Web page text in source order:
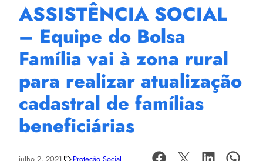
ASSISTÊNCIA SOCIAL
– Equipe do Bolsa
Família vai à zona rural
para realizar atualização
cadastral de famílias
beneficiárias